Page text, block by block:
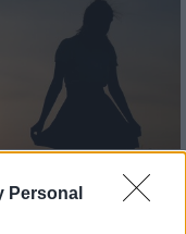
Personal
másodfokúra